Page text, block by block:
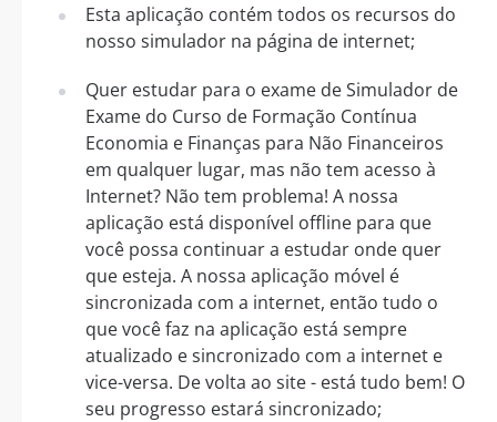
Esta aplicação contém todos os recursos do
nosso simulador na página de internet;
Quer estudar para o exame de Simulador de
Exame do Curso de Formação Contínua
Economia e Finanças para Não Financeiros
em qualquer lugar, mas não tem acesso à
Internet? Não tem problema! A nossa
aplicação está disponível offline para que
você possa continuar a estudar onde quer
que esteja. A nossa aplicação móvel é
sincronizada com a internet, então tudo o
que você faz na aplicação está sempre
atualizado e sincronizado com a internet e
vice-versa. De volta ao site - está tudo bem! O
seu progresso estará sincronizado;